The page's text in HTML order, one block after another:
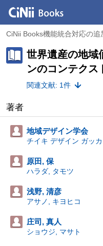
CiNii Books機能統合対応の追
世界遺産の地域
ンのコンテクス
関連文献: 1件
著者
地域デザイン学会
チイキ デザイン ガッカ
原田, 保
ハラダ, タモツ
浅野, 清彦
アサノ, キヨヒコ
庄司, 真人
ショウジ, マサト